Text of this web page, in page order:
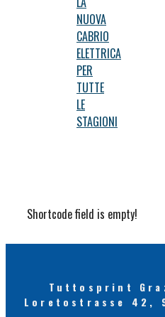
NUOVA
CABRIO
ELETTRICA
PER
TUTTE
LE
STAGIONI
Shortcode field is empty!
Tuttosprint
Loretostrasse 42,